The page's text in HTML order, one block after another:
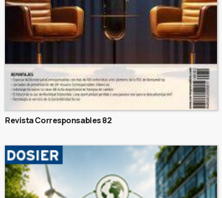
Revista Corresponsables 82